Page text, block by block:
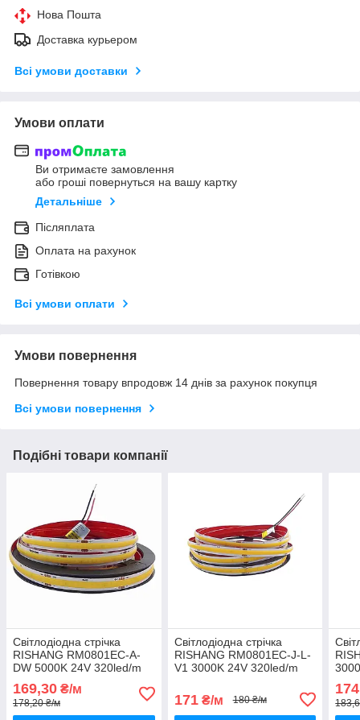
Нова Пошта
Доставка курьером
Всі умови доставки
Умови оплати
Ви отримаєте замовлення
або гроші повернуться на вашу картку
Детальніше
Післяплата
Оплата на рахунок
Готівкою
Всі умови оплати
Умови повернення
Повернення товару впродовж 14 днів за рахунок покупця
Всі умови повернення
Подібні товари компанії
Світлодіодна стрічка
RISHANG RM0801EC-A-
DW 5000K 24V 320led/m
169,30 ₴/м
178,20 ₴/м
Світлодіодна стрічка
RISHANG RM0801EC-J-L-
V1 3000K 24V 320led/m
171₴/м 180 ₴/м